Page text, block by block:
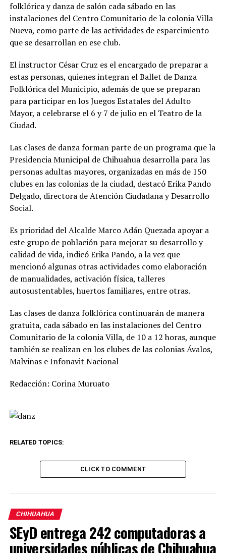
folklórica y danza de salón cada sábado en las
instalaciones del Centro Comunitario de la colonia Villa
Nueva, como parte de las actividades de esparcimiento
que se desarrollan en ese club.
El instructor César Cruz es el encargado de preparar a
estas personas, quienes integran el Ballet de Danza
Folklórica del Municipio, además de que se preparan
para participar en los Juegos Estatales del Adulto
Mayor, a celebrarse el 6 y 7 de julio en el Teatro de la
Ciudad.
Las clases de danza forman parte de un programa que la
Presidencia Municipal de Chihuahua desarrolla para las
personas adultas mayores, organizadas en más de 150
clubes en las colonias de la ciudad, destacó Erika Pando
Delgado, directora de Atención Ciudadana y Desarrollo
Social.
Es prioridad del Alcalde Marco Adán Quezada apoyar a
este grupo de población para mejorar su desarrollo y
calidad de vida, indicó Erika Pando, a la vez que
mencionó algunas otras actividades como elaboración
de manualidades, activación física, talleres
autosustentables, huertos familiares, entre otras.
Las clases de danza folklórica continuarán de manera
gratuita, cada sábado en las instalaciones del Centro
Comunitario de la colonia Villa, de 10 a 12 horas, aunque
también se realizan en los clubes de las colonias Ávalos,
Malvinas e Infonavit Nacional
Redacción: Corina Muruato
RELATED TOPICS:
CLICK TO COMMENT
CHIHUAHUA
SEyD entrega 242 computadoras a
universidades públicas de Chihuahua